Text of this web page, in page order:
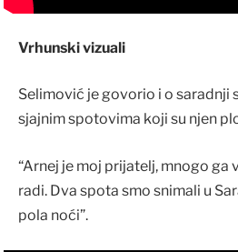
Vrhunski vizuali
Selimović je govorio i o saradnji
sjajnim spotovima koji su njen
“Arnej je moj prijatelj, mnogo ga
radi. Dva spota smo snimali u
pola noći”.